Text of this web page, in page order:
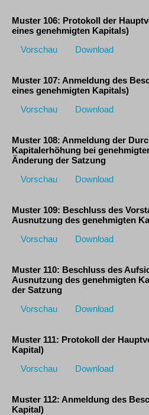
Muster 106: Protokoll der
eines genehmigten Kapitals)
Vorschau
Download
Muster 107: Anmeldung des
eines genehmigten Kapitals)
Vorschau
Download
Muster 108: Anmeldung der
Kapitalerhöhung bei
Änderung der Satzung
Vorschau
Download
Muster 109: Beschluss des
Ausnutzung des genehmigten
Vorschau
Download
Muster 110: Beschluss des
Ausnutzung des genehmigten
der Satzung
Vorschau
Download
Muster 111: Protokoll der
Kapital)
Vorschau
Download
Muster 112: Anmeldung des
Kapital)